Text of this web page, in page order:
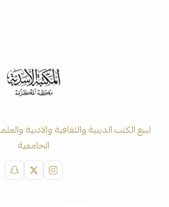
لبيع الكتب الدينية والثقافية والادبية
الجامعية